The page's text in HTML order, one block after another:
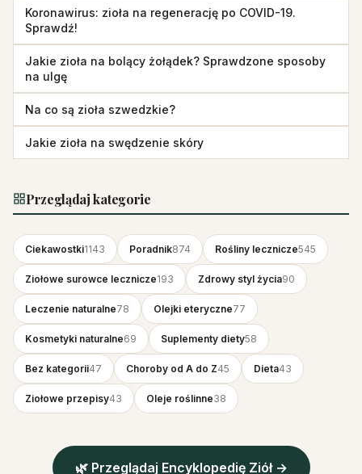
Koronawirus: zioła na regenerację po COVID-19.
Sprawdź!
Jakie zioła na bolący żołądek? Sprawdzone sposoby
na ulgę
Na co są zioła szwedzkie?
Jakie zioła na swędzenie skóry
Przeglądaj kategorie
Ciekawostki1143 Poradnik874 Rośliny lecznicze545
Ziołowe surowce lecznicze193 Zdrowy styl życia90
Leczenie naturalne78 Olejki eteryczne77
Kosmetyki naturalne69 Suplementy diety58
Bez kategorii47 Choroby od A do Z45 Dieta43
Ziołowe przepisy43 Oleje roślinne38
🌿 Przeglądaj Encyklopedię Ziół →